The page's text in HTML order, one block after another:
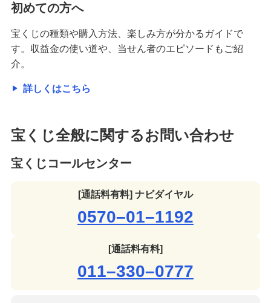
初めての方へ
宝くじの種類や購入方法、楽しみ方が分かるガイドで
す。収益金の使い道や、当せん者のエピソードもご紹
介。
詳しくはこちら
宝くじ全般に関するお問い合わせ
宝くじコールセンター
[通話料有料] ナビダイヤル
0570–01–1192
[通話料有料]
011–330–0777